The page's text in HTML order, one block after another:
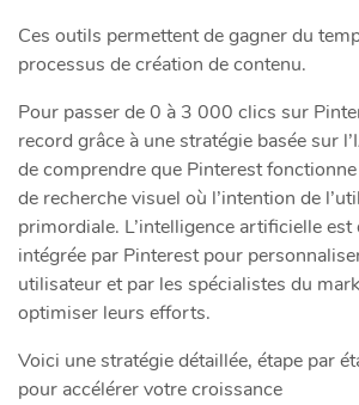
Ces outils permettent de gagner du
processus de création de contenu.
Pour passer de 0 à 3 000 clics sur
record grâce à une stratégie basée sur
de comprendre que Pinterest
de recherche visuel où l’intention de
primordiale. L’intelligence artificielle est
intégrée par Pinterest pour
utilisateur et par les spécialistes du
optimiser leurs efforts.
Voici une stratégie détaillée, étape par
pour accélérer votre croissance